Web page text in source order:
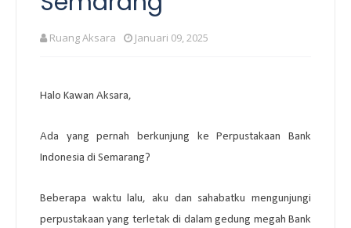
Ruang Aksara Januari 09, 2025
Halo Kawan Aksara,
Ada yang pernah berkunjung ke Perpustakaan Bank
Indonesia di Semarang?
Beberapa waktu lalu, aku dan sahabatku mengunjungi
perpustakaan yang terletak di dalam gedung megah Bank